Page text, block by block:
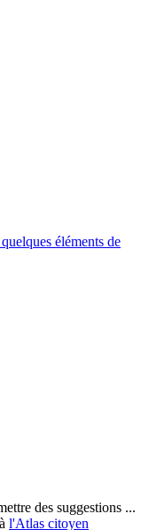
éléments de
des suggestions ...
l'Atlas citoyen